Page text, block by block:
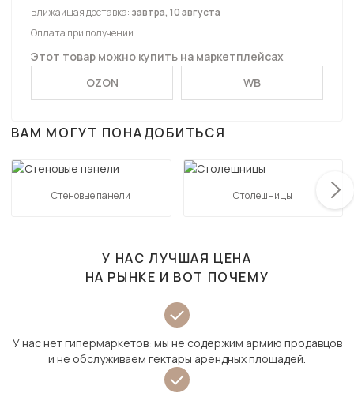
Ближайшая доставка: завтра, 10 августа
Оплата при получении
Этот товар можно купить на маркетплейсах
OZON
WB
ВАМ МОГУТ ПОНАДОБИТЬСЯ
Стеновые панели Столешницы
У НАС ЛУЧШАЯ ЦЕНА
НА РЫНКЕ И ВОТ ПОЧЕМУ
У нас нет гипермаркетов: мы не содержим армию продавцов
и не обслуживаем гектары арендных площадей.